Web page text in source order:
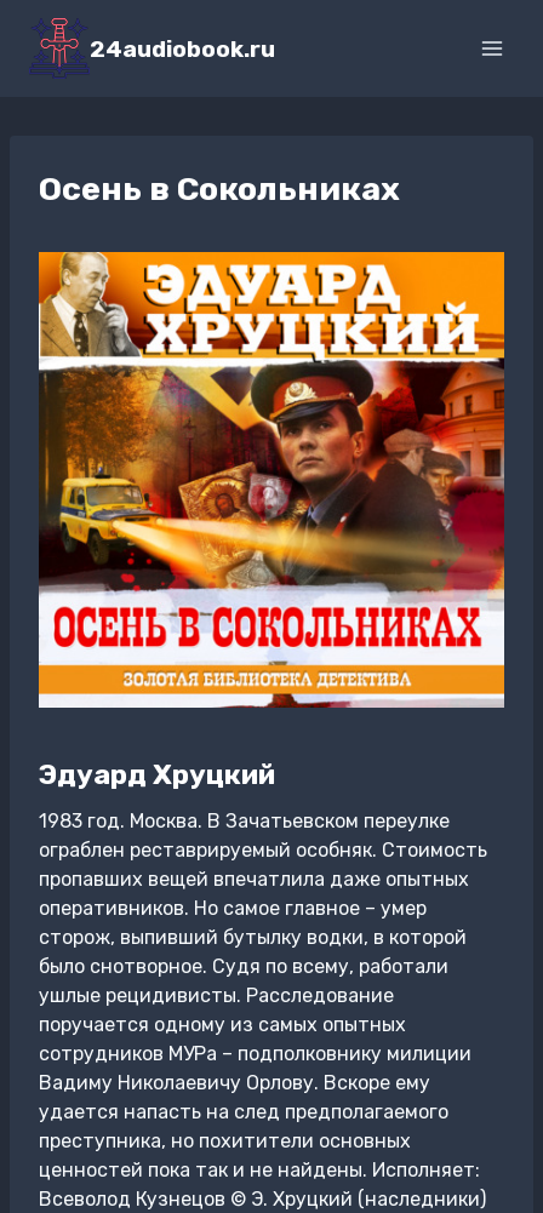
Перейти
содержимому
24audiobook.ru
Осень в Сокольниках
Эдуард Хруцкий
1983 год. Москва. В Зачатьевском переулке
ограблен реставрируемый особняк. Стоимость
пропавших вещей впечатлила даже опытных
оперативников. Но самое главное – умер
сторож, выпивший бутылку водки, в которой
было снотворное. Судя по всему, работали
ушлые рецидивисты. Расследование
поручается одному из самых опытных
сотрудников МУРа – подполковнику милиции
Вадиму Николаевичу Орлову. Вскоре ему
удается напасть на след предполагаемого
преступника, но похитители основных
ценностей пока так и не найдены. Исполняет:
Всеволод Кузнецов © Э. Хруцкий (наследники)